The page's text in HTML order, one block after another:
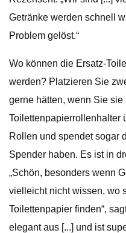
Getränke werden schnell
Problem gelöst.“
Wo können die Ersatz-
werden? Platzieren Sie
gerne hätten, wenn Sie
Toilettenpapierrollenhalter
Rollen und spendet sogar
Spender haben. Es ist in
„Schön, besonders wenn
vielleicht nicht wissen, wo
Toilettenpapier finden“,
elegant aus [...] und ist